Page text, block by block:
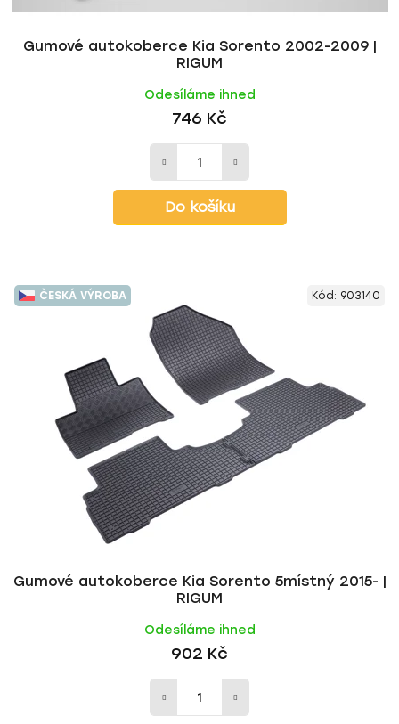
Gumové autokoberce Kia Sorento 2002-2009 |
RIGUM
Odesíláme ihned
746 Kč
Do košíku
ČESKÁ VÝROBA
Gumové autokoberce Kia Sorento 5místný 2015- |
RIGUM
Odesíláme ihned
902 Kč
Kód: 903140